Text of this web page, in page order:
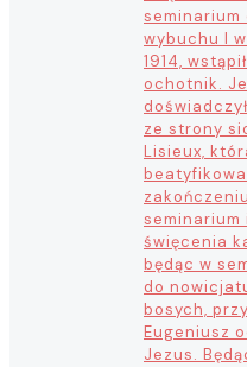
seminarium
wybuchu I
1914,
ochotnik.
ze strony
Lisieux,
seminarium
święcenia
będąc w
do
bosych,
Eugeniusz
Jezus.